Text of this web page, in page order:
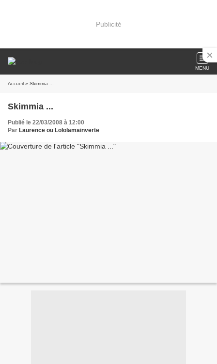
Publicité
MENU
Accueil » Skimmia ...
Skimmia ...
Publié le 22/03/2008 à 12:00
Par Laurence ou Lololamainverte